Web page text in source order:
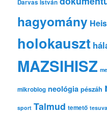
Darvas István
hagyomány
holokauszt
MAZSIHISZ
mikroblog neológia pészáh
sport Talmud temető tesuva